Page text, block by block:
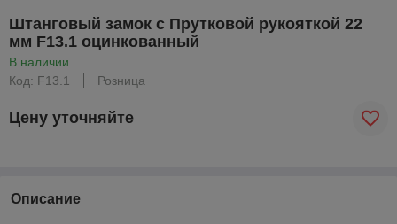
Штанговый замок с Прутковой рукояткой 22
мм F13.1 оцинкованный
В наличии
Код: F13.1
Розница
Цену уточняйте
Описание